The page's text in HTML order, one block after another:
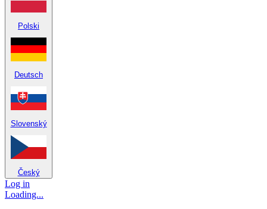
Polski
Deutsch
Slovenský
Český
Log in
Loading...